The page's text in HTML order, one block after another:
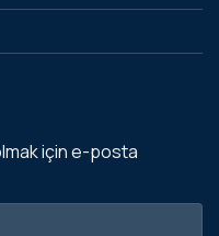
için e-posta